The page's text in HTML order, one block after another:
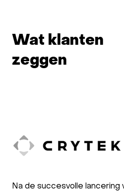
Wat klanten
zeggen
Na de succesvolle lancering